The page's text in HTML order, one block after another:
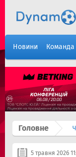
Новини Команда
Головне
5 травня 2026